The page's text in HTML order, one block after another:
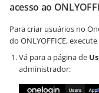
acesso ao
Para criar usuários no
do ONLYOFFICE,
Vá para a página de
administrador: